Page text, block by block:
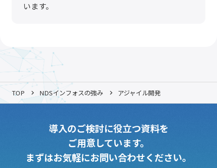
います。
TOP NDSインフォスの強み アジャイル開発
導入のご検討に役立つ資料を
ご用意しています。
まずはお気軽にお問い合わせください。